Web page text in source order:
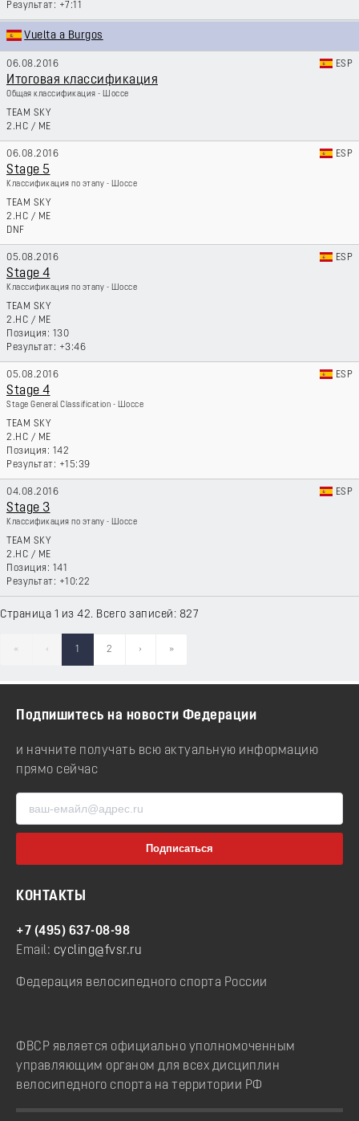
+7:11
Vuelta a Burgos
06.08.2016 ESP
Итоговая классификация
Общая классификация - Шоссе
TEAM SKY
2.HC / ME
06.08.2016 ESP
Stage 5
Классификация по этапу - Шоссе
TEAM SKY
2.HC / ME
DNF
05.08.2016 ESP
Stage 4
Классификация по этапу - Шоссе
TEAM SKY
2.HC / ME
130
+3:46
05.08.2016 ESP
Stage 4
Stage General Classification - Шоссе
TEAM SKY
2.HC / ME
142
+15:39
04.08.2016 ESP
Stage 3
Классификация по этапу - Шоссе
TEAM SKY
2.HC / ME
141
+10:22
Страница 1 из 42. Всего записей: 827
« ‹ 1 2 › »
Подпишитесь на новости Федерации
и начните получать всю актуальную информацию
прямо сейчас
КОНТАКТЫ
+7 (495) 637-08-98
Email: cycling@fvsr.ru
Федерация велосипедного спорта России
ФВСР является официально уполномоченным
управляющим органом для всех дисциплин
велосипедного спорта на территории РФ